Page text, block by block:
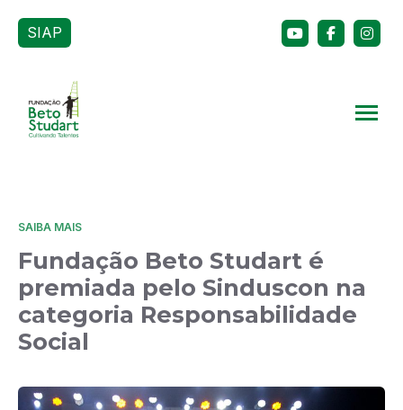
SIAP
SAIBA MAIS
Fundação Beto Studart é
premiada pelo Sinduscon na
categoria Responsabilidade
Social